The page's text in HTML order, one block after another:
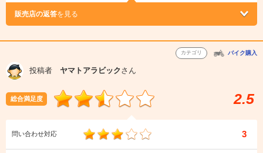
販売店の返答を見る
カテゴリ バイク購入
投稿者 ヤマトアラビックさん
総合満足度 2.5
問い合わせ対応 3